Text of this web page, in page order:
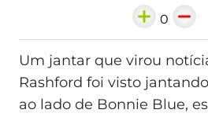
0
Um jantar que virou
Rashford foi visto
ao lado de Bonnie Blue,